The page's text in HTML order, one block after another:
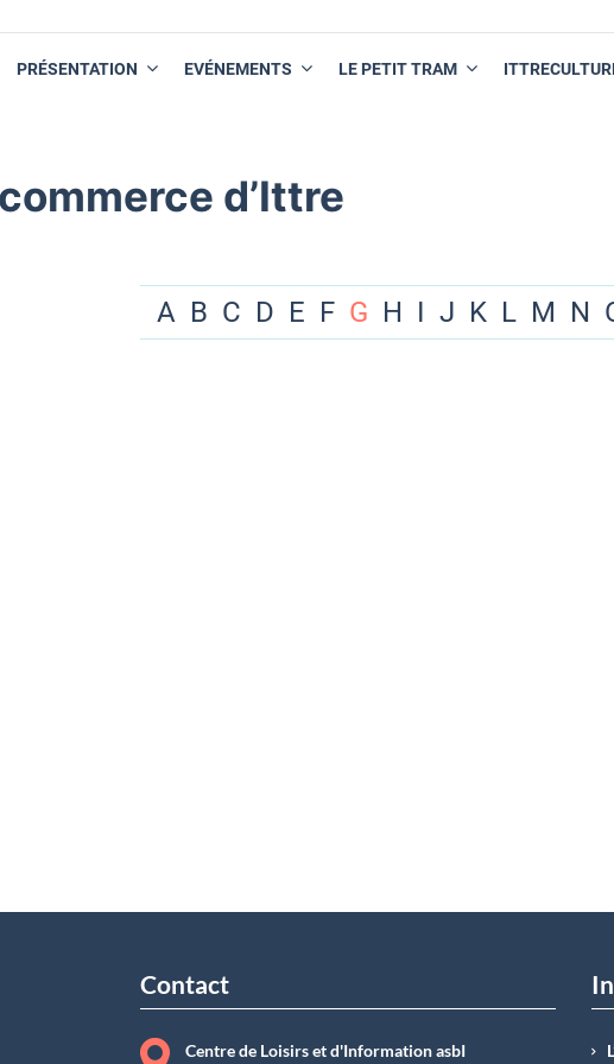
PRÉSENTATION EVÉNEMENTS LE PETIT TRAM
d’Ittre
A B C D E F G H I J K L M N
Contact
Centre de Loisirs et d'Information asbI